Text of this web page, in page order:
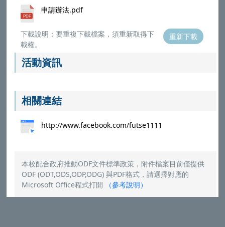
申請辦法.pdf
下載說明：要重複下載檔案，須重新取得下
載權。
重新下載
活動資訊
相關連結
http://www.facebook.com/futse1111
本校配合政府推動ODF文件標準政策，附件檔案目前僅提供
ODF (ODT,ODS,ODP,ODG) 與PDF格式，請選擇對應的
Microsoft Office程式打開
（參考說明）